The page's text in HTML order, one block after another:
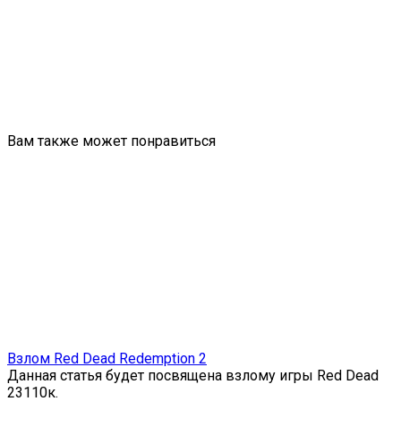
Вам также может понравиться
Взлом Red Dead Redemption 2
Данная статья будет посвящена взлому игры Red Dead
23110к.